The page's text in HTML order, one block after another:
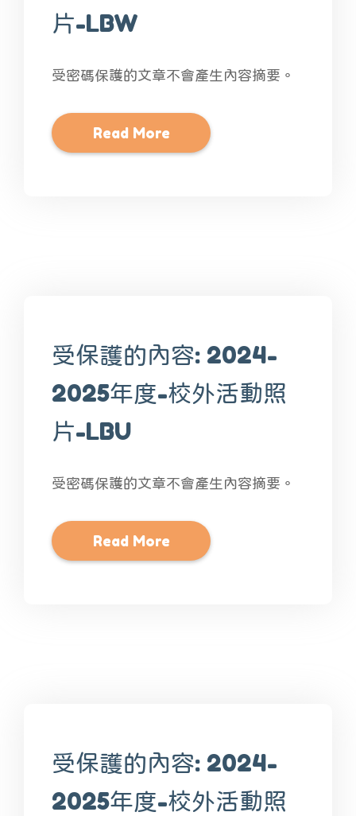
片-LBW
受密碼保護的文章不會產生內容摘要。
Read More
受保護的內容: 2024-
2025年度-校外活動照
片-LBU
受密碼保護的文章不會產生內容摘要。
Read More
受保護的內容: 2024-
2025年度-校外活動照